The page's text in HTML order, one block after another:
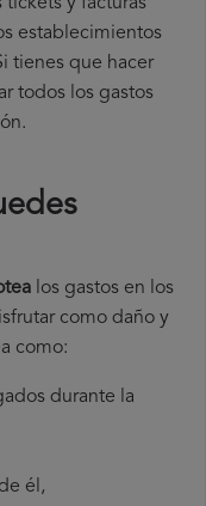
y facturas
establecimientos
tienes que hacer
todos los gastos
los gastos en los
como daño y
como:
durante la
él,